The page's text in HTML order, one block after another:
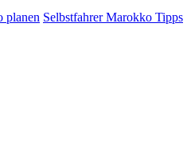
planen Selbstfahrer Marokko Tipps